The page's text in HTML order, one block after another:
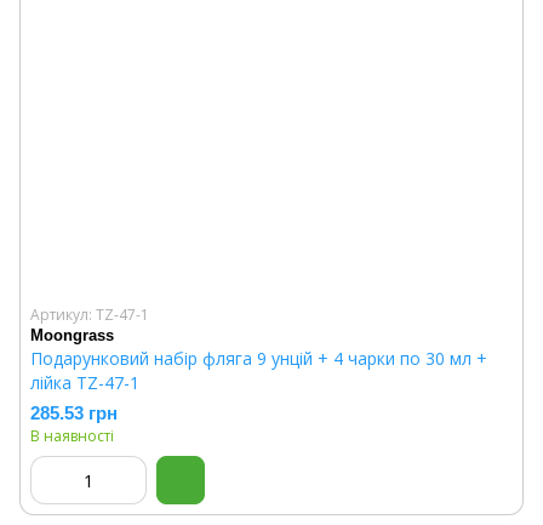
Артикул: TZ-47-1
Moongrass
Подарунковий набір фляга 9 унцій + 4 чарки по 30 мл +
лійка TZ-47-1
285.53 грн
В наявності